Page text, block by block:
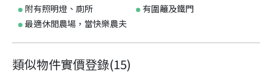
附有照明燈、廁所
有圍籬及鐵門
最適休閒農場，當快樂農夫
類似物件實價登錄(15)